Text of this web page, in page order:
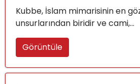
Kubbe, İslam mimarisinin en
unsurlarından biridir ve cami,...
Görüntüle